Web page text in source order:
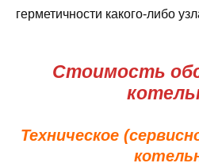
герметичности какого-либо
Стоимость
Техническое